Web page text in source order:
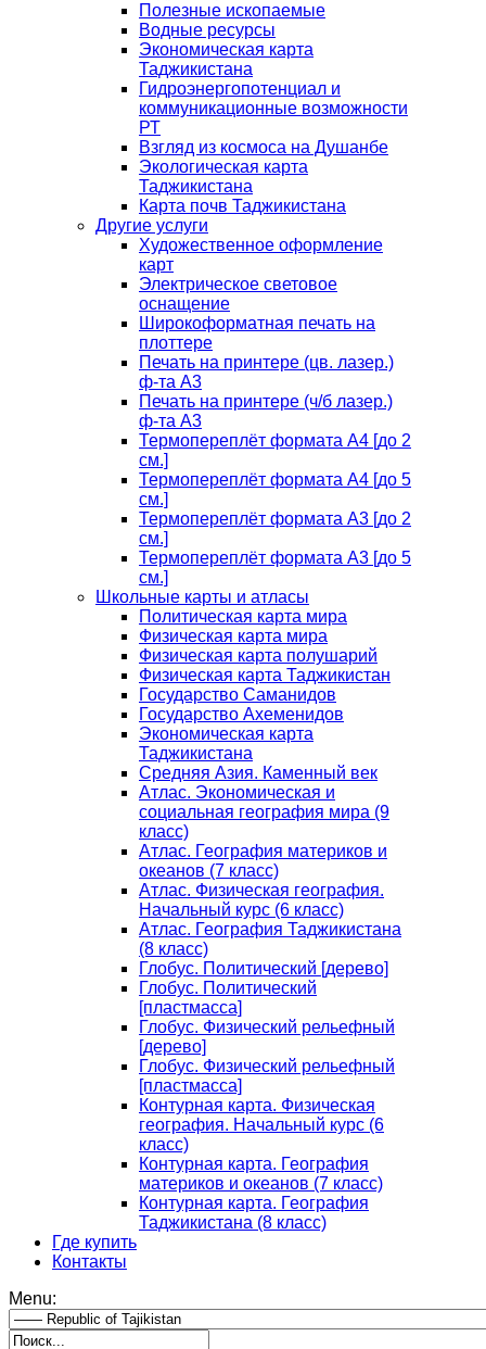
Полезные ископаемые
Водные ресурсы
Экономическая карта
Таджикистана
Гидроэнергопотенциал и
коммуникационные возможности
РТ
Взгляд из космоса на Душанбе
Экологическая карта
Таджикистана
Карта почв Таджикистана
Другие услуги
Художественное оформление
карт
Электрическое световое
оснащение
Широкоформатная печать на
плоттере
Печать на принтере (цв. лазер.)
ф-та А3
Печать на принтере (ч/б лазер.)
ф-та А3
Термопереплёт формата А4 [до 2
см.]
Термопереплёт формата А4 [до 5
см.]
Термопереплёт формата А3 [до 2
см.]
Термопереплёт формата А3 [до 5
см.]
Школьные карты и атласы
Политическая карта мира
Физическая карта мира
Физическая карта полушарий
Физическая карта Таджикистан
Государство Саманидов
Государство Ахеменидов
Экономическая карта
Таджикистана
Средняя Азия. Каменный век
Атлас. Экономическая и
социальная география мира (9
класс)
Атлас. География материков и
океанов (7 класс)
Атлас. Физическая география.
Начальный курс (6 класс)
Атлас. География Таджикистана
(8 класс)
Глобус. Политический [дерево]
Глобус. Политический
[пластмасса]
Глобус. Физический рельефный
[дерево]
Глобус. Физический рельефный
[пластмасса]
Контурная карта. Физическая
география. Начальный курс (6
класс)
Контурная карта. География
материков и океанов (7 класс)
Контурная карта. География
Таджикистана (8 класс)
Где купить
Контакты
Menu: